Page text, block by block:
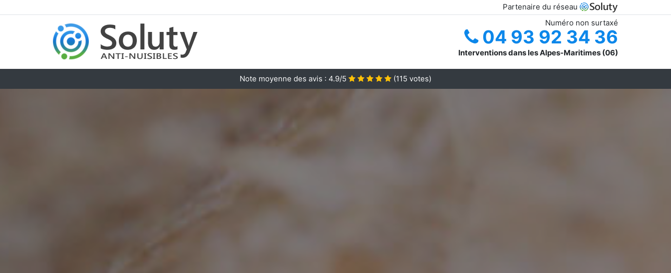
Partenaire du réseau
Numéro non surtaxé
04 93 92 34 36
Interventions dans les Alpes-Maritimes (06)
Note moyenne des avis : 4.9/5 (115 votes)